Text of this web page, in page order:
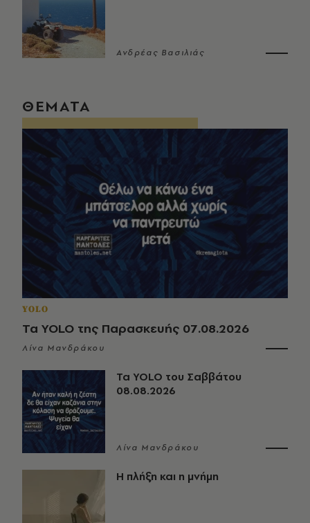
Ανδρέας Βασιλιάς
ΘΕΜΑΤΑ
YOLO
Τα YOLO της Παρασκευής 07.08.2026
Λίνα Μανδράκου
Τα YOLO του Σαββάτου
08.08.2026
Λίνα Μανδράκου
Η πλήξη και η μνήμη